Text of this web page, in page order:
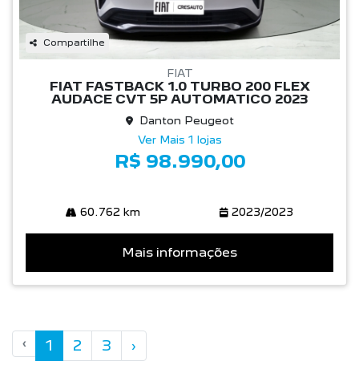
Compartilhe
FIAT
FIAT FASTBACK 1.0 TURBO 200 FLEX
AUDACE CVT 5P AUTOMATICO 2023
Danton Peugeot
Ver Mais 1 lojas
R$ 98.990,00
60.762 km 2023/2023
Mais informações
‹ 1 2 3 ›